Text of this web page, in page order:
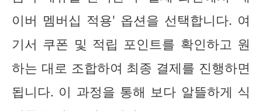
이버 멤버십 적용' 옵션을 선택합니다. 여
기서 쿠폰 및 적립 포인트를 확인하고 원
하는 대로 조합하여 최종 결제를 진행하면
됩니다. 이 과정을 통해 보다 알뜰하게 식